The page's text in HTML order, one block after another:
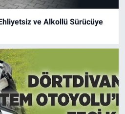
ve Alkollü Sürücüye